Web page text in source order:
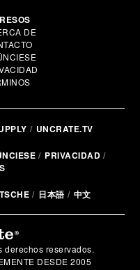
DE
UNCRATE.TV
PRIVACIDAD
日本語 中文
derechos reservados.
DESDE 2005